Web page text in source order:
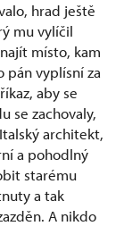
hrad ještě
mu vylíčil
místo, kam
pán vyplísní za
aby se
se zachovaly,
architekt,
a pohodlný
starému
a tak
A nikdo